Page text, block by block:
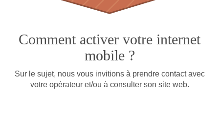
Comment activer votre internet
mobile ?
Sur le sujet, nous vous invitions à prendre contact avec
votre opérateur et/ou à consulter son site web.